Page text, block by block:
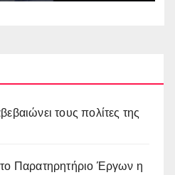
–
τους πολίτες της
Παρατηρητήριο Έργων η